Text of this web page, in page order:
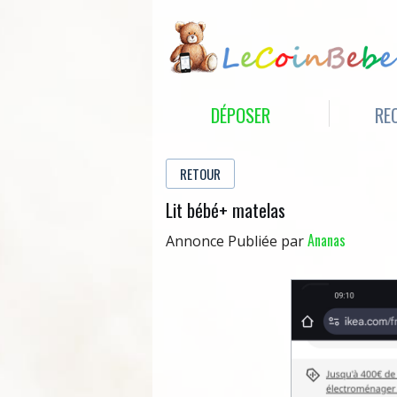
DÉPOSER
RETOUR
Lit bébé+ matelas
Annonce Publiée parAnanas